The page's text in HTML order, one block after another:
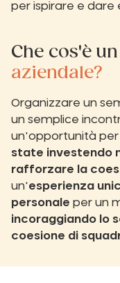
per ispirare e dare
Che cos'è un
aziendale?
Organizzare un
un semplice
un'opportunità
state investendo
rafforzare la
un'esperienza
personale per un
incoraggiando lo
coesione di